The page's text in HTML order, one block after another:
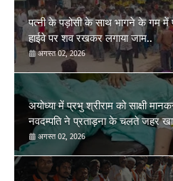
पत्नी के पड़ोसी के साथ भागने के गम में
हाईवे पर शव रखकर लगाया जाम..
अगस्त 02, 2026
अयोध्या में प्रभु श्रीराम को साक्षी
नवदम्पति ने प्रताड़ना के चलते जहर
अगस्त 02, 2026